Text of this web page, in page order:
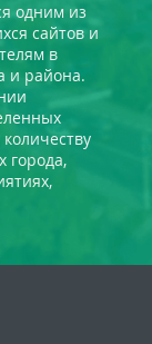
одним из
сайтов и
в
и района.
города,